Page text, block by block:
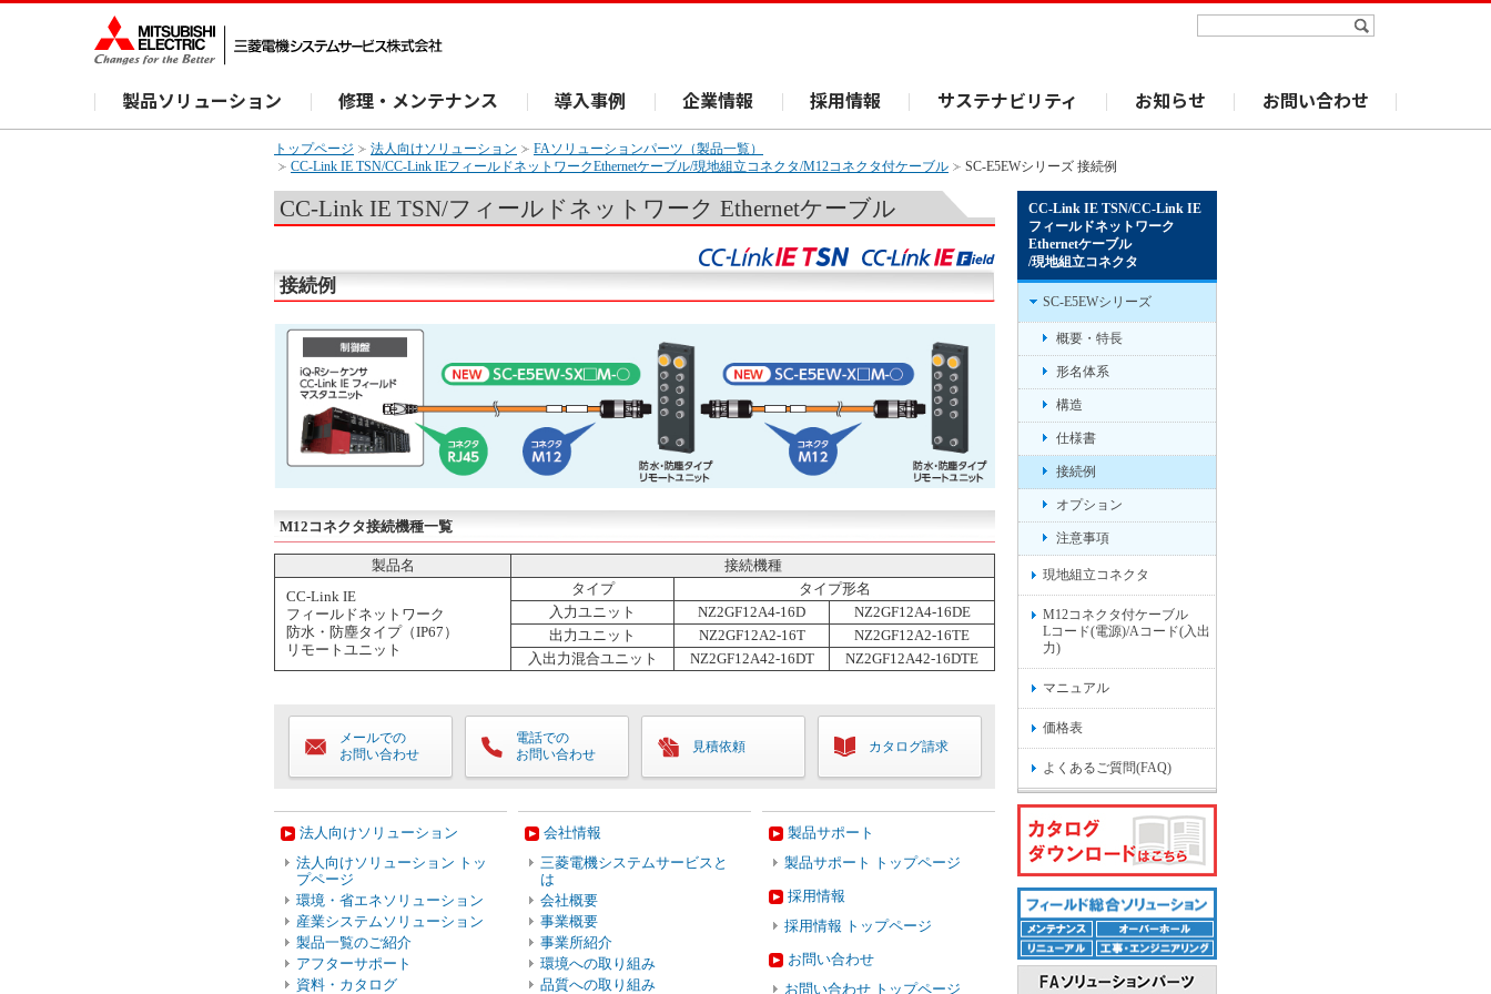
製品ソリューション 修理・メンテナンス 導入事例 企業情報 採用情報 サステナビリティ お知らせ お問い合わせ
トップページ 法人向けソリューション
FAソリューションパーツ（製品一覧）
CC-Link IE TSN/CC-Link IEフィールドネットワークEthernetケーブル/現地組立コネクタ/M12コネクタ付ケーブル
SC-E5EWシリーズ 接続例
CC-Link IE TSN/フィールドネットワーク Ethernetケーブル
接続例
M12コネクタ接続機種一覧
製品名
接続機種
CC-Link IE
フィールドネットワーク
防水・防塵タイプ（IP67）
リモートユニット
タイプ
タイプ形名
入力ユニット
NZ2GF12A4-16D
NZ2GF12A4-16DE
出力ユニット
NZ2GF12A2-16T
NZ2GF12A2-16TE
入出力混合ユニット
NZ2GF12A42-16DT NZ2GF12A42-16DTE
メールでの
お問い合わせ
電話での
お問い合わせ
見積依頼 カタログ請求
法人向けソリューション
法人向けソリューション トッ
プページ
環境・省エネソリューション
産業システムソリューション
製品一覧のご紹介
アフターサポート
資料・カタログ
会社情報
三菱電機システムサービスと
は
会社概要
事業概要
事業所紹介
環境への取り組み
品質への取り組み
製品サポート
製品サポート トップページ
採用情報
採用情報 トップページ
お問い合わせ
お問い合わせ トップページ
CC-Link IE TSN/CC-Link IE
フィールドネットワーク
Ethernetケーブル
/現地組立コネクタ
SC-E5EWシリーズ
概要・特長
形名体系
構造
仕様書
接続例
オプション
注意事項
現地組立コネクタ
M12コネクタ付ケーブル
Lコード(電源)/Aコード(入出
力)
マニュアル
価格表
よくあるご質問(FAQ)